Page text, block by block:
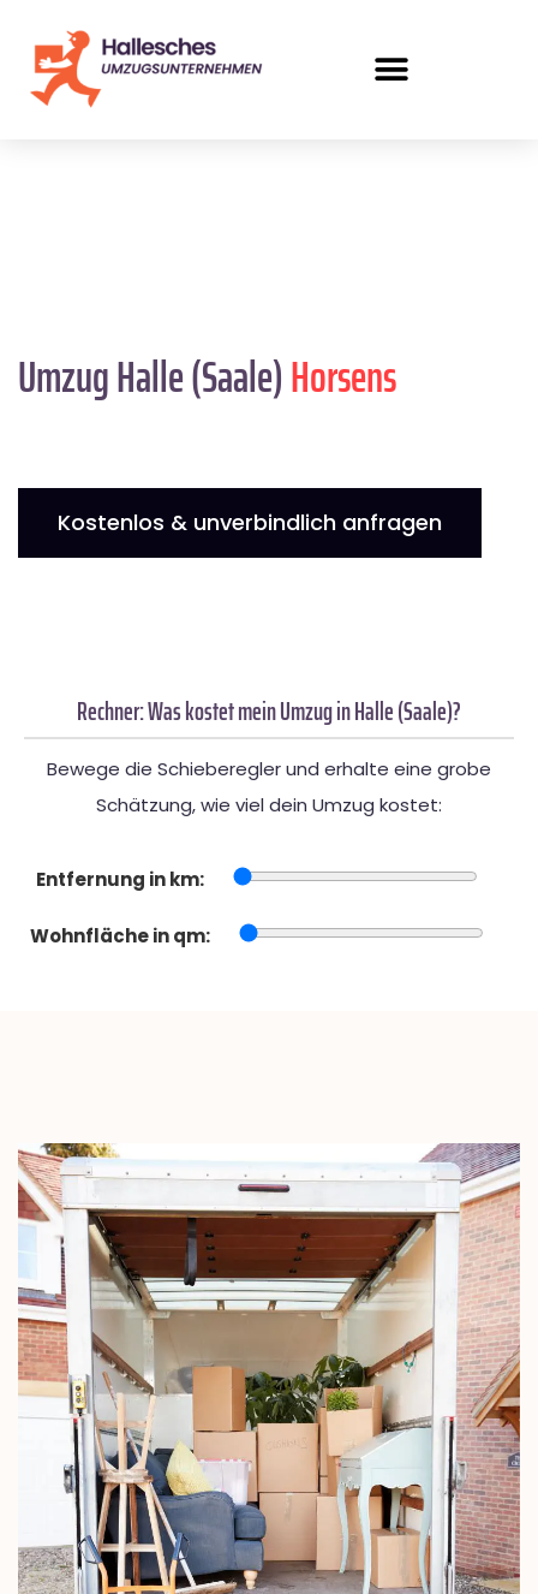
Umzug Halle (Saale)Horsens
Kostenlos & unverbindlich anfragen
Rechner: Was kostet mein Umzug in Halle (Saale)?
Bewege die Schieberegler und erhalte eine grobe
Schätzung, wie viel dein Umzug kostet:
Entfernung in km:
Wohnfläche in qm: